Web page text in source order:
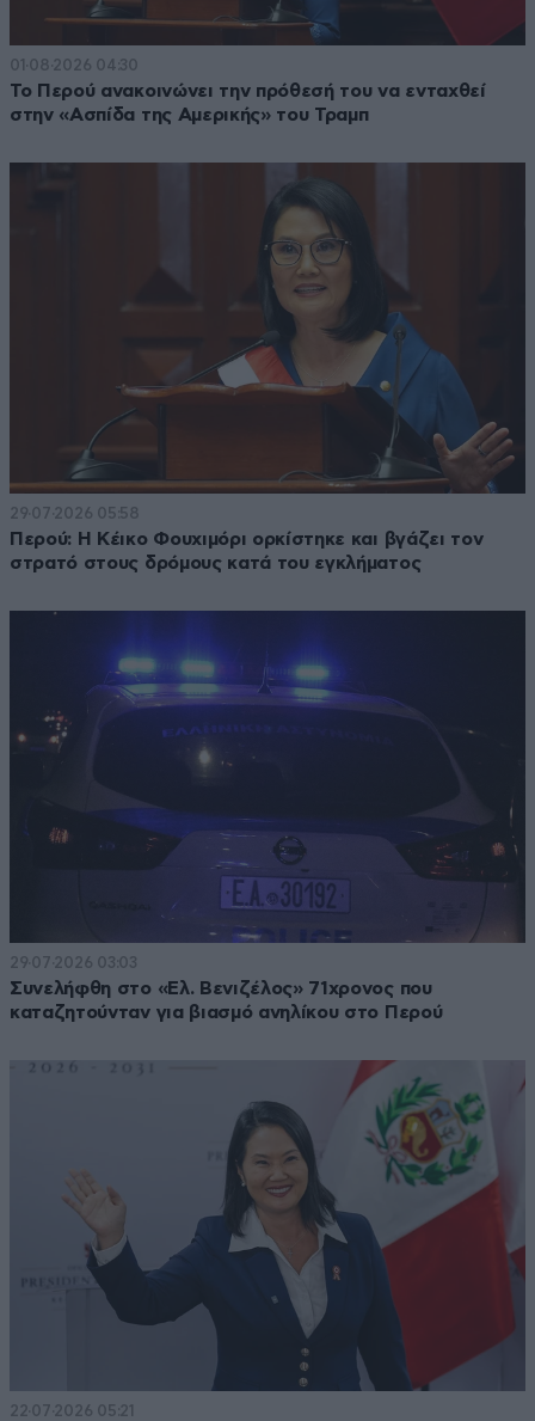
01·08·2026 04:30
Το Περού ανακοινώνει την πρόθεσή του να ενταχθεί
στην «Ασπίδα της Αμερικής» του Τραμπ
29·07·2026 05:58
Περού: Η Κέικο Φουχιμόρι ορκίστηκε και βγάζει τον
στρατό στους δρόμους κατά του εγκλήματος
29·07·2026 03:03
Συνελήφθη στο «Ελ. Βενιζέλος» 71χρονος που
καταζητούνταν για βιασμό ανηλίκου στο Περού
22·07·2026 05:21